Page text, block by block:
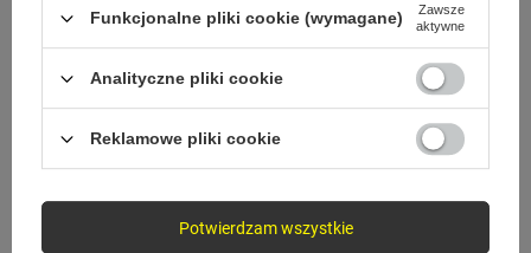
Pytania, które zadajesz
przed zakupem
Czy kabel obsługuje szybkie ładowanie?
Czy przesyła też dane?
Funkcjonalne pliki cookie (wymagane)
Zawsze
aktywne
Analityczne pliki cookie
Reklamowe pliki cookie
Potwierdzam wszystkie